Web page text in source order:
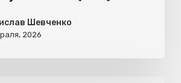
Шевченко
2026